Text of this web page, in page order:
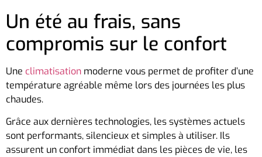
Un été au frais, sans
compromis sur le confort
Une climatisation moderne vous permet de profiter d’une
température agréable même lors des journées les plus
chaudes.
Grâce aux dernières technologies, les systèmes actuels
sont performants, silencieux et simples à utiliser. Ils
assurent un confort immédiat dans les pièces de vie, les